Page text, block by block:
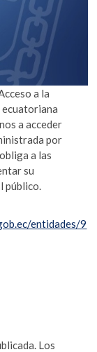
a la
ecuatoriana
a acceder
por
a las
su
público.
entidades/9
Los